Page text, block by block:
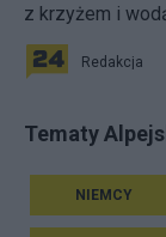
z krzyżem i
Redakcja
Tematy
NIEMCY